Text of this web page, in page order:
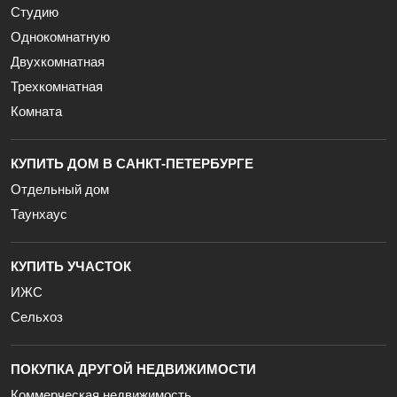
Студию
Однокомнатную
Двухкомнатная
Трехкомнатная
Комната
КУПИТЬ ДОМ В САНКТ-ПЕТЕРБУРГЕ
Отдельный дом
Таунхаус
КУПИТЬ УЧАСТОК
ИЖС
Сельхоз
ПОКУПКА ДРУГОЙ НЕДВИЖИМОСТИ